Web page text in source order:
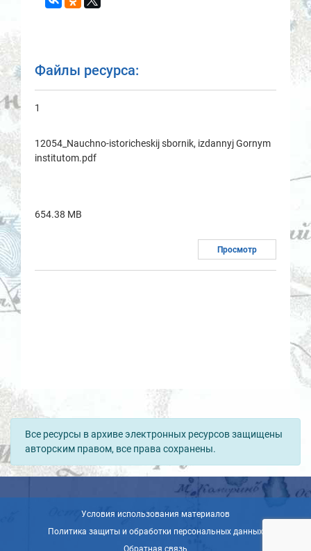
Файлы ресурса:
1
12054_Nauchno-istoricheskij sbornik, izdannyj Gornym
institutom.pdf
654.38 MB
Просмотр
Все ресурсы в архиве электронных ресурсов защищены
авторским правом, все права сохранены.
Условия использования материалов
Политика защиты и обработки персональных данных
Обратная связь